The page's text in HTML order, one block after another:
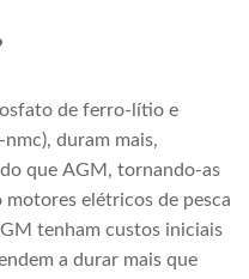
de ferro-lítio e
duram mais,
que AGM, tornando-as
motores elétricos de pesca
tenham custos iniciais
a durar mais que